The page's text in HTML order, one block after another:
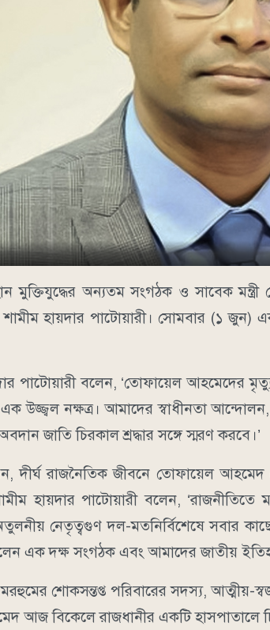
মুক্তিযুদ্ধের অন্যতম সংগঠক ও সাবেক
শামীম হায়দার পাটোয়ারী। সোমবার (১ জুন)
পাটোয়ারী বলেন, ‘তোফায়েল আহমেদের
উজ্জ্বল নক্ষত্র। আমাদের স্বাধীনতা আন্দোলন,
জাতি চিরকাল শ্রদ্ধার সঙ্গে স্মরণ করবে।’
দীর্ঘ রাজনৈতিক জীবনে তোফায়েল আহমেদ
হায়দার পাটোয়ারী বলেন,
নেতৃত্বগুণ দল-মতনির্বিশেষে সবার
এক দক্ষ সংগঠক এবং আমাদের জাতীয়
মরহুমের শোকসন্তপ্ত পরিবারের সদস্য,
আজ বিকেলে রাজধানীর একটি হাসপাতালে